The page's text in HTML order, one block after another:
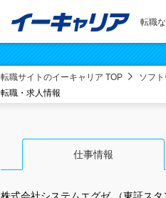
転職
転職サイトのイーキャリア TOP ソフ
転職・求人情報
仕事情報